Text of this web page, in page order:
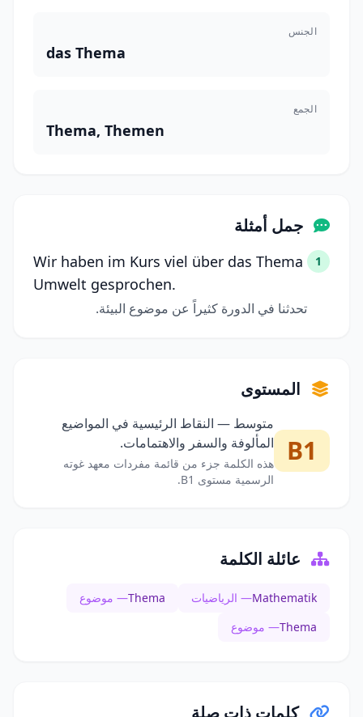
الجنس
das Thema
الجمع
Thema, Themen
جمل أمثلة
1
Wir haben im Kurs viel über das Thema
Umwelt gesprochen.
تحدثنا في الدورة كثيراً عن موضوع البيئة.
المستوى
B1
متوسط — النقاط الرئيسية في المواضيع
المألوفة والسفر والاهتمامات.
هذه الكلمة جزء من قائمة مفردات معهد غوته
الرسمية مستوى B1.
عائلة الكلمة
Mathematik— الرياضيات Thema— موضوع
Thema— موضوع